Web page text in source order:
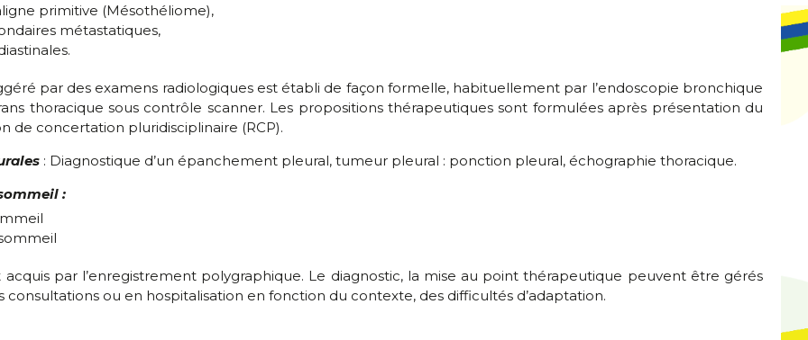
primitive (Mésothéliome),
métastatiques,
par des examens radiologiques est établi de façon formelle, habituellement par l’endoscopie bronchique
thoracique sous contrôle scanner. Les propositions thérapeutiques sont formulées après présentation du
de concertation pluridisciplinaire (RCP).
: Diagnostique d’un épanchement pleural, tumeur pleural : ponction pleural, échographie thoracique.
:
acquis par l’enregistrement polygraphique. Le diagnostic, la mise au point thérapeutique peuvent être gérés
consultations ou en hospitalisation en fonction du contexte, des difficultés d’adaptation.